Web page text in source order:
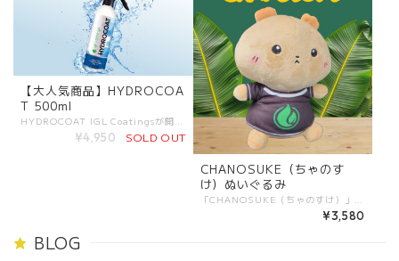
【大人気商品】HYDROCOA
T 500ml
¥4,950 SOLD OUT
CHANOSUKE（ちゃのす
け）ぬいぐるみ
¥3,580
BLOG